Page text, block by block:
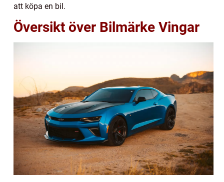
att köpa en bil.
Översikt över Bilmärke Vingar